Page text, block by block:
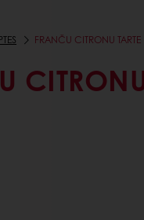
FRANČU CITRONU TARTE